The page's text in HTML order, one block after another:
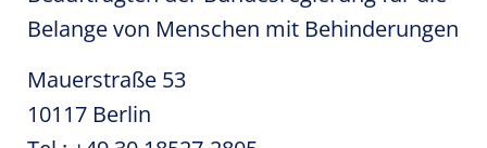
Belange von Menschen mit Behinderungen
Mauerstraße 53
10117 Berlin